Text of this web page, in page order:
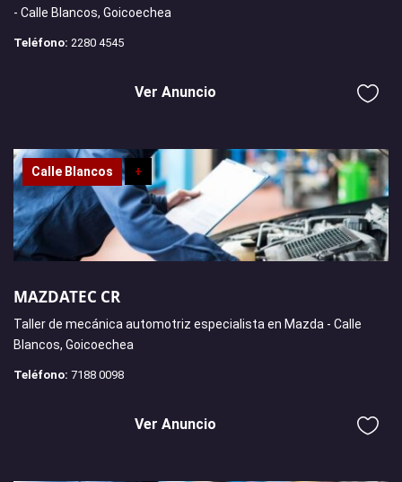
- Calle Blancos, Goicoechea
Teléfono: 2280 4545
Ver Anuncio
Calle Blancos +
MAZDATEC CR
Taller de mecánica automotriz especialista en Mazda - Calle
Blancos, Goicoechea
Teléfono: 7188 0098
Ver Anuncio